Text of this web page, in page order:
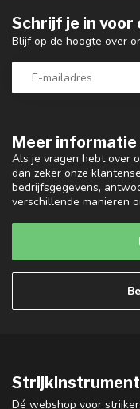
Meer informatie
Als je vragen hebt over
dan zeker onze
bedrijfsgegevens,
verschillende manieren
Schrijf je in
Blijf op de hoogte over
Dé webshop voor